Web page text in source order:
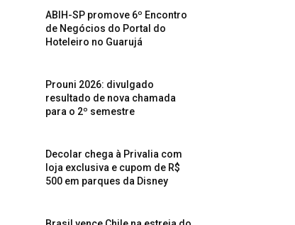
ABIH-SP promove 6º Encontro
de Negócios do Portal do
Hoteleiro no Guarujá
Prouni 2026: divulgado
resultado de nova chamada
para o 2º semestre
Decolar chega à Privalia com
loja exclusiva e cupom de R$
500 em parques da Disney